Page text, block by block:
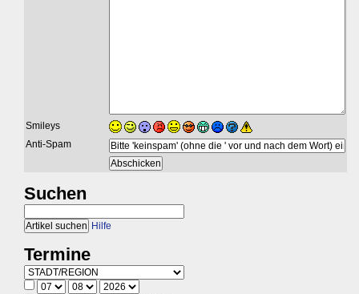
Smileys
Anti-Spam
Suchen
Hilfe
Termine